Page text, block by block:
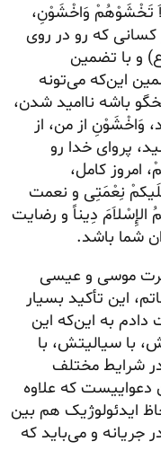
تَخْشَوْهُمْ وَاخْشَوْنِ،
کسانی که رو در روی
و با تضمین
این‌که می‌تونه
باشه ناامید شدن،
وَاخْشَوْنِ از من، از
پروای خدا رو
امروز کامل،
نِعْمَتِی و نعمت
دِیناً و رضایت
شما باشد.
موسی و عیسی
این تأکید بسیار
به این‌که این
با سیالیتش، با
شرایط مختلف
که علاوه
ایدئولوژیک هم بین
جریانه و می‌باید که